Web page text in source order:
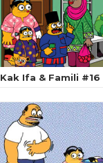
Kak Ifa & Famili #16